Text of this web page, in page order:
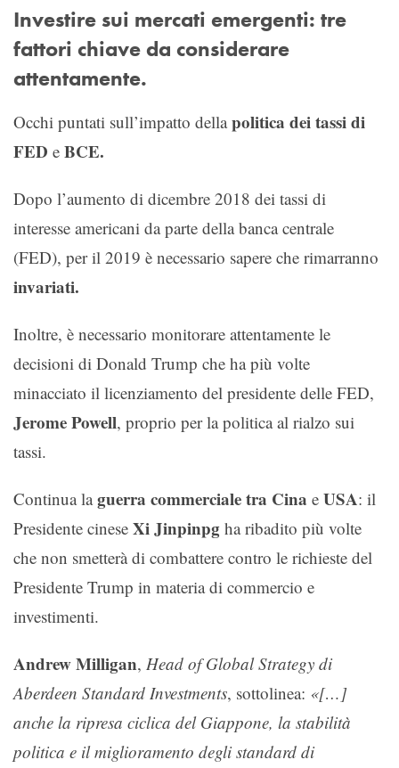
Investire sui mercati emergenti: tre
fattori chiave da considerare
attentamente.
Occhi puntati sull’impatto dellapolitica dei tassi di
FED e BCE.
Dopo l’aumento di dicembre 2018 dei tassi di
interesse americani da parte della banca centrale
(FED), per il 2019 è necessario sapere che rimarranno
invariati.
Inoltre, è necessario monitorare attentamente le
decisioni di Donald Trump che ha più volte
minacciato il licenziamento del presidente delle FED,
Jerome Powell, proprio per la politica al rialzo sui
tassi.
Continua laguerra commerciale tra Cina e USA: il
Presidente cinese Xi Jinpinpg ha ribadito più volte
che non smetterà di combattere contro le richieste del
Presidente Trump in materia di commercio e
investimenti.
Andrew Milligan, Head of Global Strategy di
Aberdeen Standard Investments, sottolinea: «[…]
anche la ripresa ciclica del Giappone, la stabilità
politica e il miglioramento degli standard di